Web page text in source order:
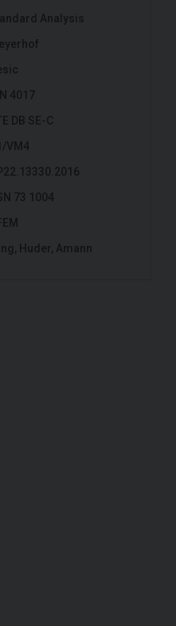
Analysis
4017
DB SE-C
VM4
73 1004
Huder, Amann